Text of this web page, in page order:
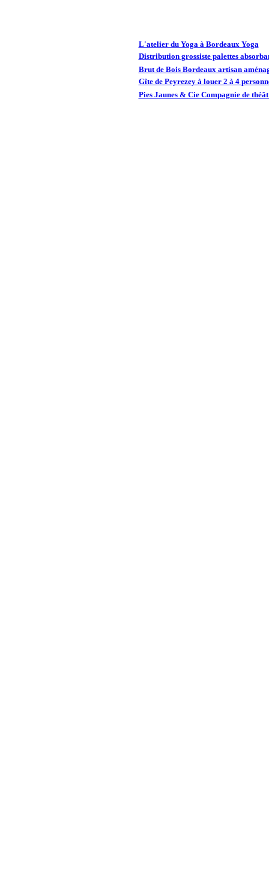
L'atelier du Yoga à Bordeaux Yoga
Distribution grossiste palettes
Brut de Bois Bordeaux artisan
Gîte de Peyrezey à louer 2 à 4
Pies Jaunes & Cie Compagnie de